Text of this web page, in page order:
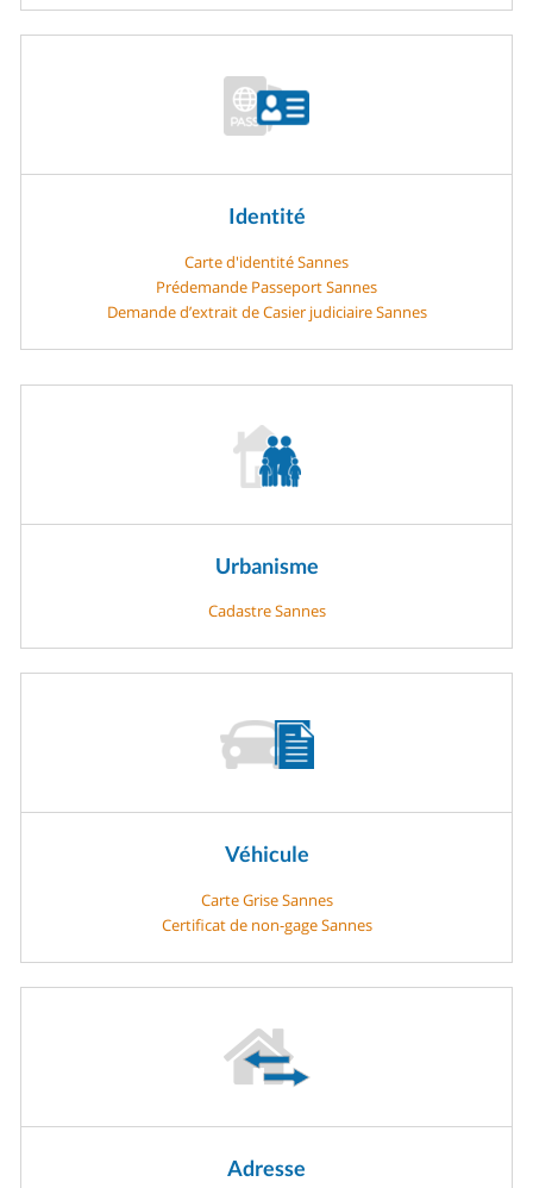
Identité
Carte d'identité Sannes
Prédemande Passeport Sannes
Demande d’extrait de Casier judiciaire Sannes
Urbanisme
Cadastre Sannes
Véhicule
Carte Grise Sannes
Certificat de non-gage Sannes
Adresse